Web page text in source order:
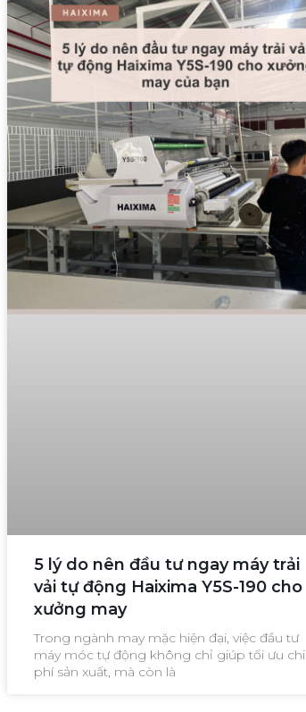
5 lý do nên đầu tư ngay máy trải
vải tự động Haixima Y5S-190 cho
xưởng may
Trong ngành may mặc hiện đại, việc đầu tư
máy móc tự động không chỉ giúp tối ưu chi
phí sản xuất, mà còn là